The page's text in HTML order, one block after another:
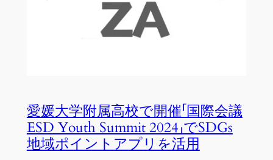
愛媛大学附属高校で開催「国際会議
ESD Youth Summit 2024」でSDGs
地域ポイントアプリを活用